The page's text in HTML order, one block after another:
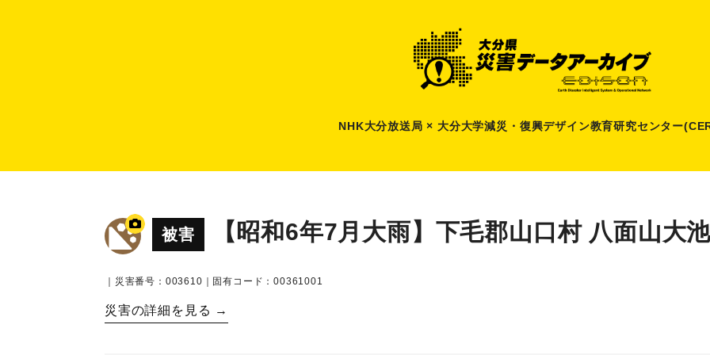
NHK大分放送局 × 大分大学減災 ・ 復興デザイン教育研究センター
被害 【昭和6年7月大雨】下毛郡山口村 八面山大
｜災害番号：003610｜固有コード：00361001
災害の詳細を見る →